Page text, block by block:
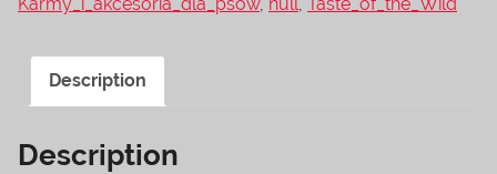
Karmy_i_akcesoria_dla_psow, null, Taste_of_the_Wild
Description
Description